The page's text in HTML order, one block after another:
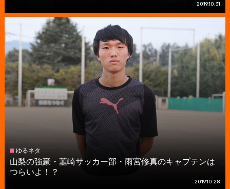
2019.10.31
ゆるネタ
山梨の強豪・韮崎サッカー部・雨宮修真のキャプテンは
つらいよ！？
2019.10.28